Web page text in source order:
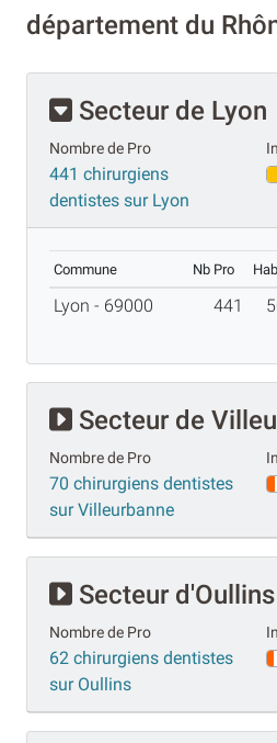
département du
Secteur de Lyon
Nombre de Pro
441 chirurgiens
dentistes sur Lyon
Commune Nb Pro
Lyon - 69000 441
Secteur de
Nombre de Pro
70 chirurgiens dentistes
sur Villeurbanne
Secteur d'Oullins
Nombre de Pro
62 chirurgiens dentistes
sur Oullins